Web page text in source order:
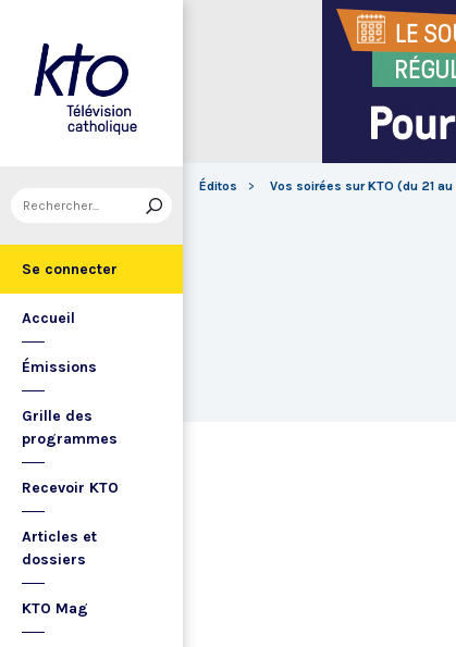
Se connecter
Accueil
Émissions
Grille des
programmes
Recevoir KTO
Articles et
dossiers
KTO Mag
Éditos Vos soirées sur KTO (du 21